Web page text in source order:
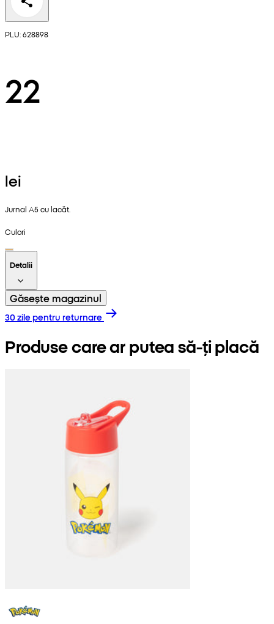
PLU: 628898
22
lei
Jurnal A5 cu lacăt.
Culori
Detalii
Găsește magazinul
30 zile pentru returnare
Produse care ar putea să-ți placă